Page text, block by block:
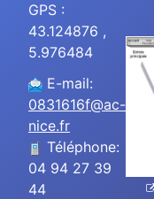
GPS :
43.124876 ,
5.976484
E-mail:
0831616f@ac-
nice.fr
Téléphone:
04 94 27 39
44